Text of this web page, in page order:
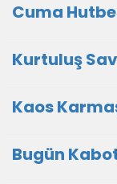
Cuma
Kurtuluş
Kaos
Bugün